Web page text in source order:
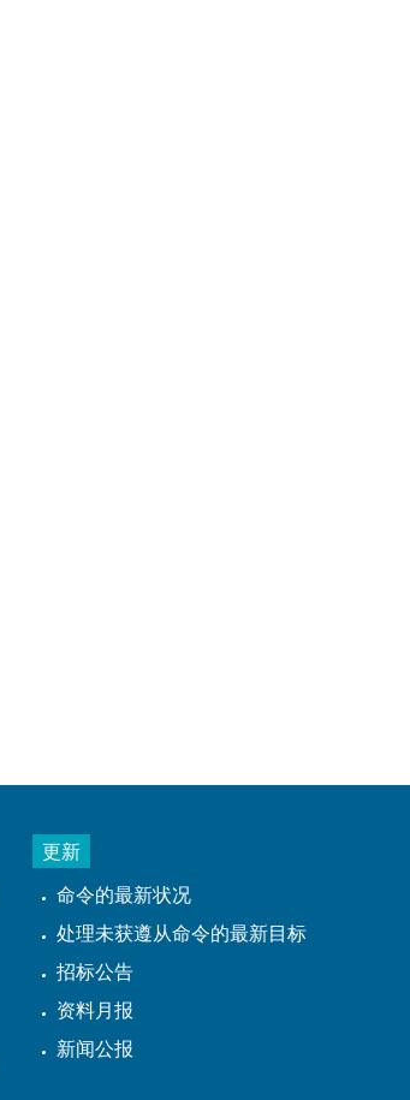
更新
命令的最新状况
处理未获遵从命令的最新目标
招标公告
资料月报
新闻公报